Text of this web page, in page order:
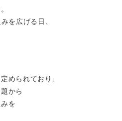
を広げる日、
められており、
から
を